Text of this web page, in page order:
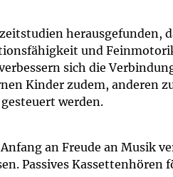
auf Impfung
Vorsorge- und Impferinnerung
zu den Vorsorgen
Entwicklungskalender
Broschüren und
Vorsorge
herausgefunden,
und
sich die
Kinder zudem, anderen
werden.
an Freude an Musik
Passives